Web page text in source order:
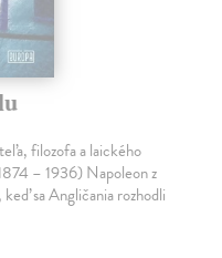
filozofa a laického
– 1936) Napoleon z
sa Angličania rozhodli